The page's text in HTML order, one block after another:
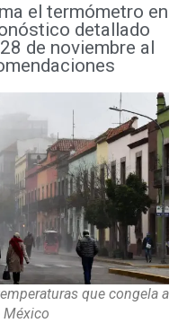
el termómetro en
detallado
de noviembre al
que congela a
México